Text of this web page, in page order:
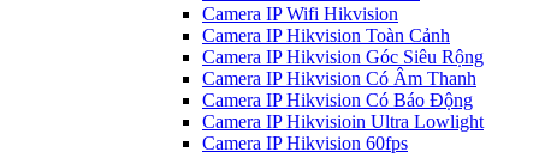
Camera IP Wifi Hikvision
Camera IP Hikvision Toàn Cảnh
Camera IP Hikvision Góc Siêu Rộng
Camera IP Hikvision Có Âm Thanh
Camera IP Hikvision Có Báo Động
Camera IP Hikvisioin Ultra Lowlight
Camera IP Hikvision 60fps